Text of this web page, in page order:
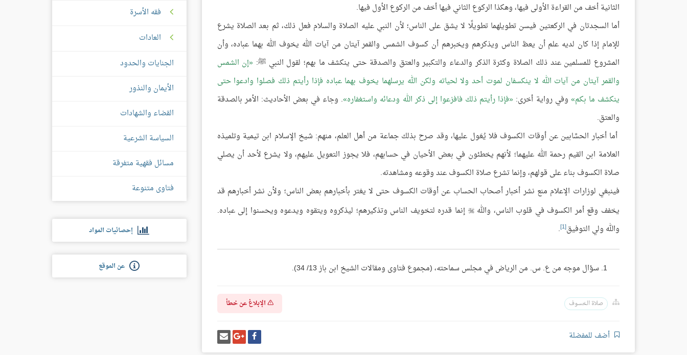
الثانية أخف من القراءة الأولى فيها، وهكذا الركوع الثاني فيها أخف من الركوع الأول فيها.
أما السجدتان في الركعتين فيسن تطويلهما تطويلًا لا يشق على الناس؛ لأن النبي عليه الصلاة والسلام فعل ذلك، ثم بعد الصلاة يشرع
للإمام إذا كان لديه علم أن يعظ الناس ويذكرهم ويخبرهم أن كسوف الشمس والقمر آيتان من آيات الله يخوف الله بهما عباده، وأن
المشروع للمسلمين عند ذلك الصلاة وكثرة الذكر والدعاء والتكبير والعتق والصدقة حتى ينكشف ما بهم؛ لقول النبي ﷺ: إن الشمس
والقمر آيتان من آيات الله لا ينكسفان لموت أحد ولا لحياته ولكن الله يرسلهما يخوف بهما عباده فإذا رأيتم ذلك فصلوا وادعوا حتى
ينكشف ما بكم وفي رواية أخرى: فإذا رأيتم ذلك فافزعوا إلى ذكر الله ودعائه واستغفاره . وجاء في بعض الأحاديث: الأمر بالصدقة
والعتق.
أما أخبار الحسَّابين عن أوقات الكسوف فلا يُعَول عليها، وقد صرح بذلك جماعة من أهل العلم، منهم: شيخ الإسلام ابن تيمية وتلميذه
العلامة ابن القيم رحمة الله عليهما؛ لأنهم يخطئون في بعض الأحيان في حسابهم، فلا يجوز التعويل عليهم، ولا يشرع لأحد أن يصلي
صلاة الكسوف بناء على قولهم، وإنما تشرع صلاة الكسوف عند وقوعه ومشاهدته.
فينبغي لوزارات الإعلام منع نشر أخبار أصحاب الحساب عن أوقات الكسوف حتى لا يغتر بأخبارهم بعض الناس؛ ولأن نشر أخبارهم قد
يخفف وقع أمر الكسوف في قلوب الناس، والله إنما قدره لتخويف الناس وتذكيرهم؛ ليذكروه ويتقوه ويدعوه ويحسنوا إلى عباده.
والله ولي التوفيق[1]
.
سؤال موجه من ع. س. من الرياض في مجلس سماحته، (مجموع فتاوى ومقالات الشيخ ابن باز 13/ 34).
صلاة الخسوف الإبلاغ عن خطأ
أضف للمفضلة شارك
على
فيسبوك
شارك
على
غوغل
إرسل
إيميل
فقه الأسرة
العادات
الجنايات والحدود
الأيمان والنذور
القضاء والشهادات
السياسة الشرعية
مسائل فقهية متفرقة
فتاوى متنوعة
إحصائيات المواد
عن الموقع